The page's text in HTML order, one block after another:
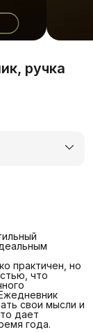
ручка
практичен, но
что
свои мысли и
дает
года.